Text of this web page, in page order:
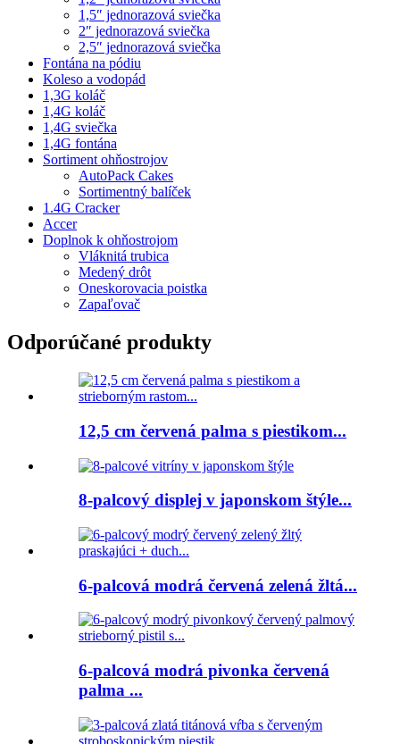
1,5″ jednorazová sviečka
2″ jednorazová sviečka
2,5″ jednorazová sviečka
Fontána na pódiu
Koleso a vodopád
1,3G koláč
1,4G koláč
1,4G sviečka
1,4G fontána
Sortiment ohňostrojov
AutoPack Cakes
Sortimentný balíček
1.4G Cracker
Accer
Doplnok k ohňostrojom
Vláknitá trubica
Medený drôt
Oneskorovacia poistka
Zapaľovač
Odporúčané produkty
12,5 cm červená palma s piestikom...
8-palcový displej v japonskom štýle...
6-palcová modrá červená zelená žltá...
6-palcová modrá pivonka červená
palma ...